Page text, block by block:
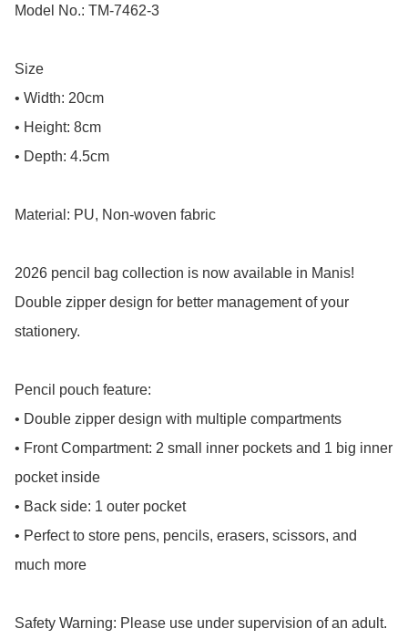
Model No.: TM-7462-3
Size
• Width: 20cm
• Height: 8cm
• Depth: 4.5cm
Material: PU, Non-woven fabric
2026 pencil bag collection is now available in Manis!
Double zipper design for better management of your
stationery.
Pencil pouch feature:
• Double zipper design with multiple compartments
• Front Compartment: 2 small inner pockets and 1 big inner
pocket inside
• Back side: 1 outer pocket
• Perfect to store pens, pencils, erasers, scissors, and
much more
Safety Warning: Please use under supervision of an adult.